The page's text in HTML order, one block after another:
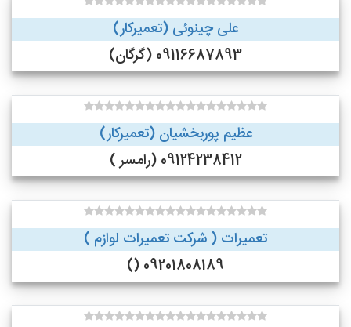
علی چینوئی (تعمیرکار)
09116687893 (گرگان)
عظیم پوربخشیان (تعمیرکار)
09124238412 (رامسر )
تعمیرات ( شرکت تعمیرات لوازم )
09201808189 ()